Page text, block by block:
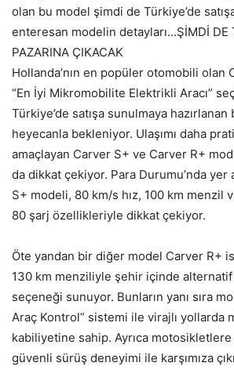
olan bu model şimdi de Türkiye’de
enteresan modelin detayları…ŞİMDİ DE
PAZARINA ÇIKACAK
Hollanda’nın en popüler otomobili olan
“En İyi Mikromobilite Elektrikli Aracı”
Türkiye’de satışa sunulmaya
heyecanla bekleniyor. Ulaşımı daha
amaçlayan Carver S+ ve Carver R+
da dikkat çekiyor. Para Durumu’nda
S+ modeli, 80 km/s hız, 100 km menzil
80 şarj özellikleriyle dikkat çekiyor.
Öte yandan bir diğer model Carver R+
130 km menziliyle şehir içinde alternatif
seçeneği sunuyor. Bunların yanı sıra
Araç Kontrol” sistemi ile virajlı yollarda
kabiliyetine sahip. Ayrıca
güvenli sürüş deneyimi ile karşımıza